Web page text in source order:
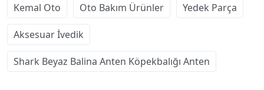
Kemal Oto Oto Bakım Ürünler Yedek Parça
Aksesuar İvedik
Shark Beyaz Balina Anten Köpekbalığı Anten